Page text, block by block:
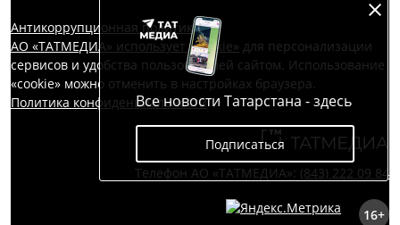
Все новости Татарстана - здесь
Подписаться
Антикоррупционная политика
АО «ТАТМЕДИА» использует «cookie» для персонализации
сервисов и удобства пользователей сайтом. Использование
«cookie» можно отменить в настройках браузера.
Политика конфиденциальности
Телефон АО «ТАТМЕДИА»: (843) 222 09 84
16+